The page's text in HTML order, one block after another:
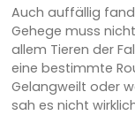
Auch auffällig
Gehege muss
allem Tieren der
eine bestimmte
Gelangweilt oder
sah es nicht